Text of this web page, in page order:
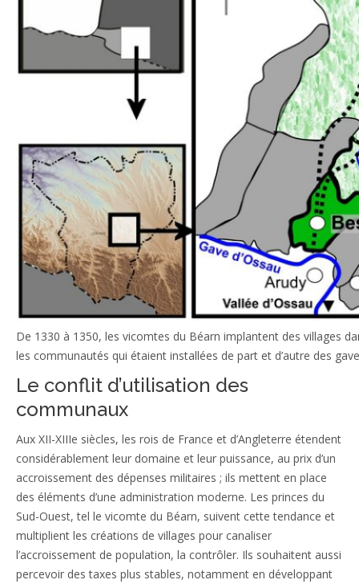
De 1330 à 1350, les vicomtes du Béarn implantent des villages
les communautés qui étaient installées de part et d’autre des
Le conflit d’utilisation des
communaux
Aux XII-XIIIe siècles, les rois de France et d’Angleterre étendent
considérablement leur domaine et leur puissance, au prix d’un
accroissement des dépenses militaires ; ils mettent en place
des éléments d’une administration moderne. Les princes du
Sud-Ouest, tel le vicomte du Béarn, suivent cette tendance et
multiplient les créations de villages pour canaliser
l’accroissement de population, la contrôler. Ils souhaitent aussi
percevoir des taxes plus stables, notamment en développant